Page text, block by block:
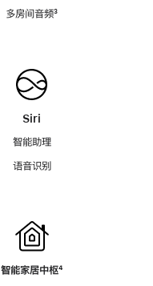
多房间音频脚
³
Siri
智能助理
语音识别
智能家居中枢脚
⁴